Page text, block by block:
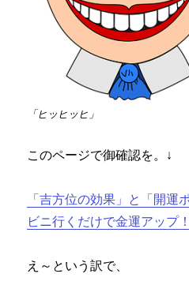
「ヒッヒッヒ」
このページで御確認を。↓
「吉方位の効果」と「開運
ビニ行くだけで金運アップ
え～という訳で、